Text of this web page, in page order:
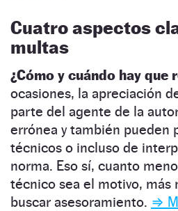
Cuatro aspectos
multas
¿Cómo y cuándo hay que
ocasiones, la apreciación
parte del agente de la
errónea y también pueden
técnicos o incluso de
norma. Eso sí, cuanto
técnico sea el motivo, más
buscar asesoramiento. ⇒